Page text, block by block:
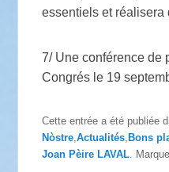
essentiels et réalisera
7/ Une conférence de
Congrés le 19
Cette entrée a été publiée
Nòstre ,Actualités ,Bons
Joan Pèire LAVAL .